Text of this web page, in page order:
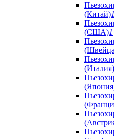
(Китай)
(США)1
(Италия)